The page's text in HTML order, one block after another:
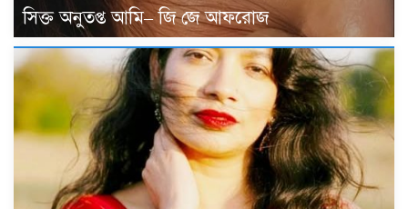
সিক্ত অনুতপ্ত আমি– জি জে আফরোজ